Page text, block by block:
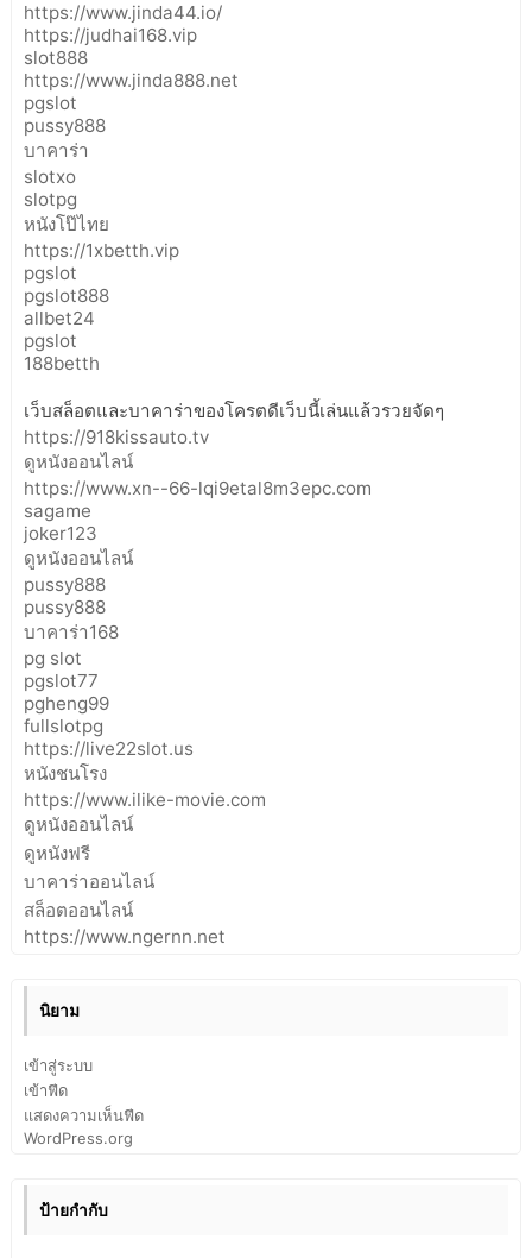
https://www.jinda44.io/
https://judhai168.vip
slot888
https://www.jinda888.net
pgslot
pussy888
บาคาร่า
slotxo
slotpg
หนังโป๊ไทย
https://1xbetth.vip
pgslot
pgslot888
allbet24
pgslot
188betth
เว็บสล็อตและบาคาร่าของโครตดีเว็บนี้เล่นแล้วรวยจัดๆ
https://918kissauto.tv
ดูหนังออนไลน์
https://www.xn--66-lqi9etal8m3epc.com
sagame
joker123
ดูหนังออนไลน์
pussy888
pussy888
บาคาร่า168
pg slot
pgslot77
pgheng99
fullslotpg
https://live22slot.us
หนังชนโรง
https://www.ilike-movie.com
ดูหนังออนไลน์
ดูหนังฟรี
บาคาร่าออนไลน์
สล็อตออนไลน์
https://www.ngernn.net
นิยาม
เข้าสู่ระบบ
เข้าฟีด
แสดงความเห็นฟีด
WordPress.org
ป้ายกำกับ